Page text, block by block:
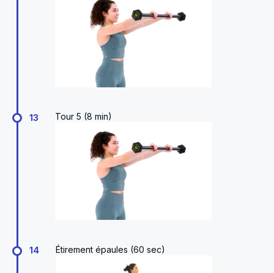
13 Tour 5 (8 min)
14 Étirement épaules (60 sec)